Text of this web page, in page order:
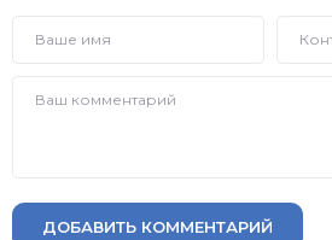
ДОБАВИТЬ КОММЕНТАРИЙ